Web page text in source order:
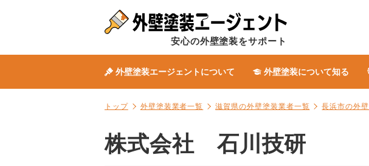
安心の外壁塗装をサポート
外壁塗装エージェントについて 外壁塗装について知る
トップ 外壁塗装業者一覧 滋賀県の外壁塗装業者一覧 長浜市の外
株式会社 石川技研